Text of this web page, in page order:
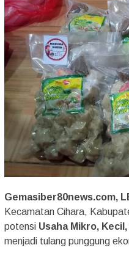
Gemasiber80news.com,
Kecamatan Cihara,
potensi Usaha Mikro,
menjadi tulang punggung